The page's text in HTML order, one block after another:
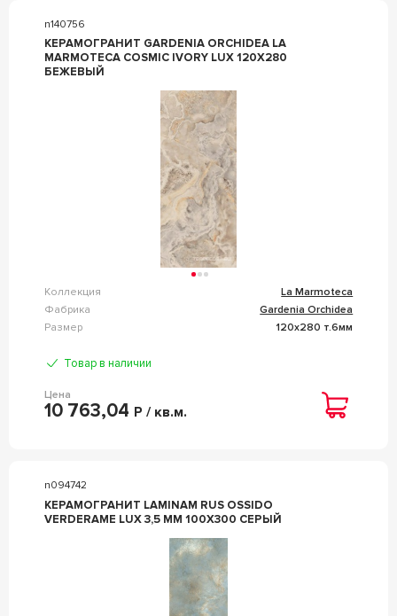
n140756
КЕРАМОГРАНИТ GARDENIA ORCHIDEA LA
MARMOTECA COSMIC IVORY LUX 120X280
БЕЖЕВЫЙ
Коллекция
La Marmoteca
Фабрика
Gardenia Orchidea
Размер
120x280 т.6мм
Товар в наличии
Цена
10 763,04 Р / кв.м.
n094742
КЕРАМОГРАНИТ LAMINAM RUS OSSIDO
VERDERAME LUX 3,5 MM 100X300 СЕРЫЙ